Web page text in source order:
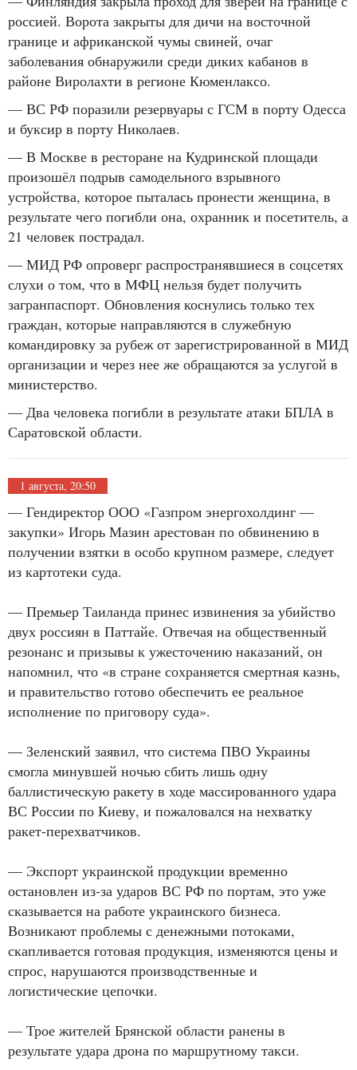
россией. Ворота закрыты для дичи на восточной
границе и африканской чумы свиней, очаг
заболевания обнаружили среди диких кабанов в
районе Виролахти в регионе Кюменлаксо.
— ВС РФ поразили резервуары с ГСМ в порту Одесса
и буксир в порту Николаев.
— В Москве в ресторане на Кудринской площади
произошёл подрыв самодельного взрывного
устройства, которое пыталась пронести женщина, в
результате чего погибли она, охранник и посетитель, а
21 человек пострадал.
— МИД РФ опроверг распространявшиеся в соцсетях
слухи о том, что в МФЦ нельзя будет получить
загранпаспорт. Обновления коснулись только тех
граждан, которые направляются в служебную
командировку за рубеж от зарегистрированной в МИД
организации и через нее же обращаются за услугой в
министерство.
— Два человека погибли в результате атаки БПЛА в
Саратовской области.
1 августа, 20:50
— Гендиректор ООО «Газпром энергохолдинг —
закупки» Игорь Мазин арестован по обвинению в
получении взятки в особо крупном размере, следует
из картотеки суда.
— Премьер Таиланда принес извинения за убийство
двух россиян в Паттайе. Отвечая на общественный
резонанс и призывы к ужесточению наказаний, он
напомнил, что «в стране сохраняется смертная казнь,
и правительство готово обеспечить ее реальное
исполнение по приговору суда».
— Зеленский заявил, что система ПВО Украины
смогла минувшей ночью сбить лишь одну
баллистическую ракету в ходе массированного удара
ВС России по Киеву, и пожаловался на нехватку
ракет-перехватчиков.
— Экспорт украинской продукции временно
остановлен из-за ударов ВС РФ по портам, это уже
сказывается на работе украинского бизнеса.
Возникают проблемы с денежными потоками,
скапливается готовая продукция, изменяются цены и
спрос, нарушаются производственные и
логистические цепочки.
— Трое жителей Брянской области ранены в
результате удара дрона по маршрутному такси.